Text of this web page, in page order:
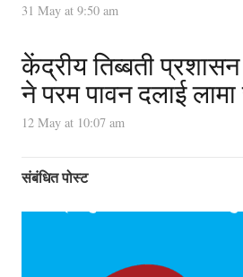
31 May at 9:50 am
केंद्रीय तिब्बती
ने परम पावन दलाई
12 May at 10:07 am
संबंधित पोस्ट